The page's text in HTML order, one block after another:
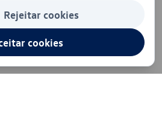
Rejeitar cookies
cookies